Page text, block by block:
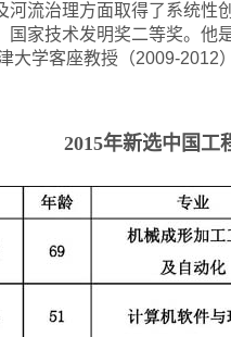
流治理方面取得了系统
国家技术发明奖二等奖。
大学客座教授（2009-2012）
2015年新选中国工